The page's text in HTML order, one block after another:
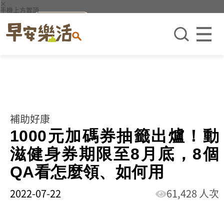
×
手機上方置頂
補助好康
1000元加碼券抽籤出爐！動
滋健身券期限至8月底，8個
QA看怎麼領、如何用
2022-07-22 61,428 人次